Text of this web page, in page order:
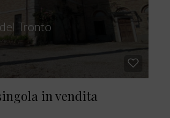
Tronto
in vendita